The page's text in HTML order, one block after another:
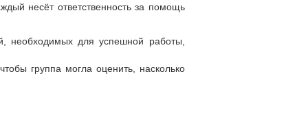
несёт ответственность за помощь
необходимых для успешной работы,
группа могла оценить, насколько